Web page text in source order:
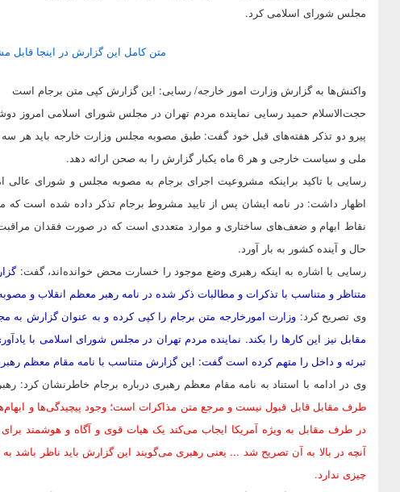
مجلس شورای اسلامی کرد.
متن کامل این گزارش در اینجا قابل
واکنش‌ها به گزارش وزارت امور خارجه/ رسایی: این گزارش کپی متن برجام است
پیرو دو تذکر هفته‌های قبل خود گفت: طبق مصوبه مجلس وزارت خارجه باید هر سه
ملی و سیاست خارجی و هر 6 ماه یکبار گزارش را به صحن ارائه دهد.
رسایی با تاکید براینکه مشروعیت اجرای برجام به مصوبه مجلس و شورای
اظهار داشت: در نامه ایشان پس از تایید مشروط برجام تذکر داده شده است
نقاط ابهام و ضعف‌های ساختاری و موارد متعددی است که در صورت فقدان
حال و آینده کشور به بار آورد.
رسایی با اشاره به اینکه رهبری وضع موجود را خسارت محض خوانده‌اند، گفت:
متناظر و متناسب با تذکرات و مطالبات ذکر شده در نامه رهبر معظم انقلاب و
وی تصریح کرد: وزارت امورخارجه متن برجام را کپی کرده و به عنوان گزارش به
مقابل نیز این کارها را بکند. نماینده مردم تهران در مجلس شورای اسلامی با
تبرئه و داخل را متهم کرده است گفت: این گزارش متناسب با نامه مقام معظم
وی در ادامه با استناد به نامه مقام معظم رهبری درباره برجام خاطرنشان کرد: رهبری در بند 9 این
طرف مقابل قابل قبول نیست و مرجع متن مذاکرات است؛ وجود پیچیدگی‌ها و
در طرف مقابل به ویژه آمریکا ایجاب می‌کند یک هیات قوی و آگاه و هوشمند
آنچه در بالا به آن تصریح شد ... یعنی رهبری می‌گویند این گزارش باید ناظر باشد
چیزی ندارد.